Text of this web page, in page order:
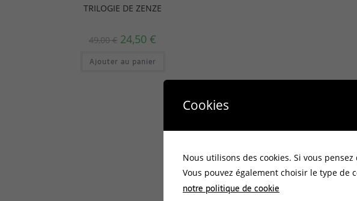
TRILOGIE DE ZENZE
49,00€ 24,50€
Ajouter au panier
Cookies
Nous utilisons des cookies. Si vous
Vous pouvez également choisir le type de
notre politique de cookie